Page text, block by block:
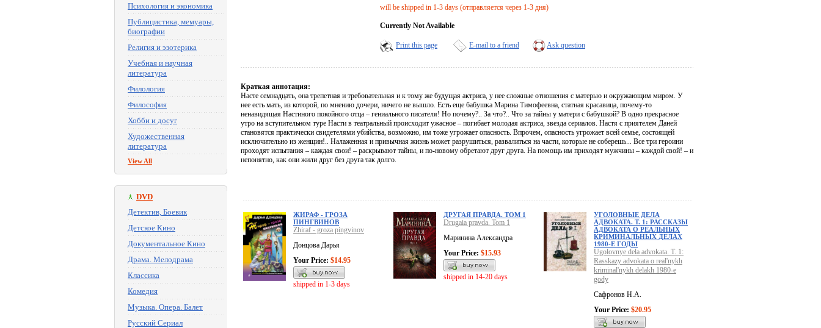
Психология и экономика
Публицистика, мемуары,
биографии
Религия и эзотерика
Учебная и научная
литература
Филология
Философия
Хобби и досуг
Художественная
литература
View All
DVD
Детектив, Боевик
Детское Кино
Документальное Кино
Драма. Мелодрама
Классика
Комедия
Музыка. Опера. Балет
Русский Сериал
will be shipped in 1-3 days (отправляется через 1-3 дня)
Currently Not Available
Print this page E-mail to a friend Ask question
Краткая аннотация:
Насте семнадцать, она трепетная и требовательная и к тому же будущая актриса, у нее сложные отношения с матерью и окружающим миром. У
нее есть мать, из которой, по мнению дочери, ничего не вышло. Есть еще бабушка Марина Тимофеевна, статная красавица, почему-то
ненавидящая Настиного покойного отца – гениального писателя! Но почему?.. За что?.. Что за тайны у матери с бабушкой? В одно прекрасное
утро на вступительном туре Насти в театральный происходит ужасное – погибает молодая актриса, звезда сериалов. Настя с приятелем Даней
становятся практически свидетелями убийства, возможно, им тоже угрожает опасность. Впрочем, опасность угрожает всей семье, состоящей
исключительно из женщин!.. Налаженная и привычная жизнь может разрушиться, развалиться на части, которые не соберешь... Все три героини
проходят испытания – каждая свои! – раскрывают тайны, и по-новому обретают друг друга. На помощь им приходят мужчины – каждой свой! – и
непонятно, как они жили друг без друга так долго.
ЖИРАФ - ГРОЗА
ПИНГВИНОВ
Zhiraf - groza pingvinov
Донцова Дарья
Your Price: $14.95
shipped in 1-3 days
ДРУГАЯ ПРАВДА. ТОМ 1
Drugaia pravda. Tom 1
Маринина Александра
Your Price: $15.93
shipped in 14-20 days
УГОЛОВНЫЕ ДЕЛА
АДВОКАТА. Т. 1: РАССКАЗЫ
АДВОКАТА О РЕАЛЬНЫХ
КРИМИНАЛЬНЫХ ДЕЛАХ
1980-Е ГОДЫ
Ugolovnye dela advokata. T. 1:
Rasskazy advokata o real'nykh
kriminal'nykh delakh 1980-e
gody
Сафронов Н.А.
Your Price: $20.95